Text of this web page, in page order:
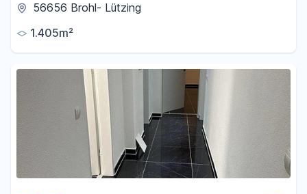
56656 Brohl- Lützing
1.405m²